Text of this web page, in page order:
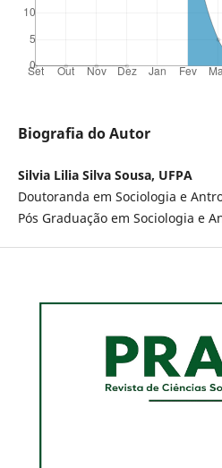
Biografia do Autor
Silvia Lilia Silva Sousa, UFPA
Doutoranda em Sociologia e
Pós Graduação em Sociologia e